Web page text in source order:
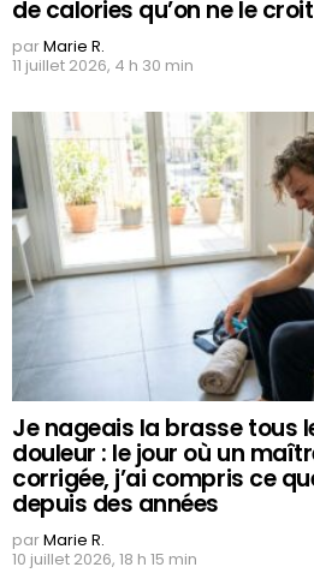
de calories qu’on ne le croit
parMarie R.
11 juillet 2026, 4 h 30 min
Je nageais la brasse tous
douleur : le jour où un
corrigée, j’ai compris ce
depuis des années
parMarie R.
10 juillet 2026, 18 h 15 min